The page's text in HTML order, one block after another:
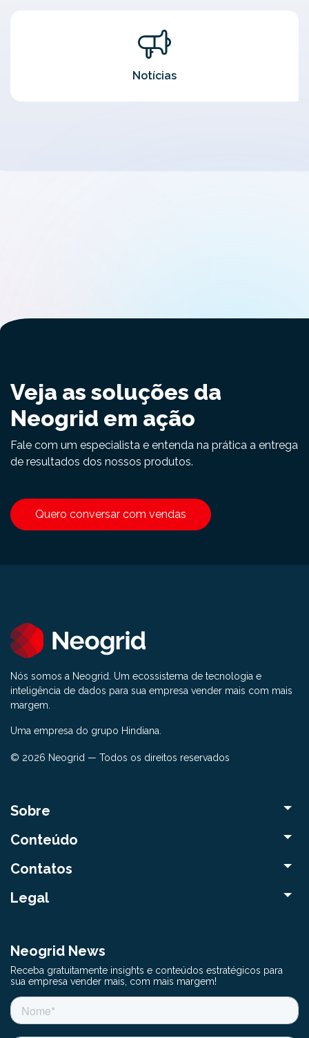
Notícias
Veja as soluções da
Neogrid em ação
Fale com um especialista e entenda na prática a entrega
de resultados dos nossos produtos.
Quero conversar com vendas
Nós somos a Neogrid. Um ecossistema de tecnologia e
inteligência de dados para sua empresa vender mais com mais
margem.
Uma empresa do grupo Hindiana.
© 2026 Neogrid — Todos os direitos reservados
Sobre
Conteúdo
Contatos
Legal
Neogrid News